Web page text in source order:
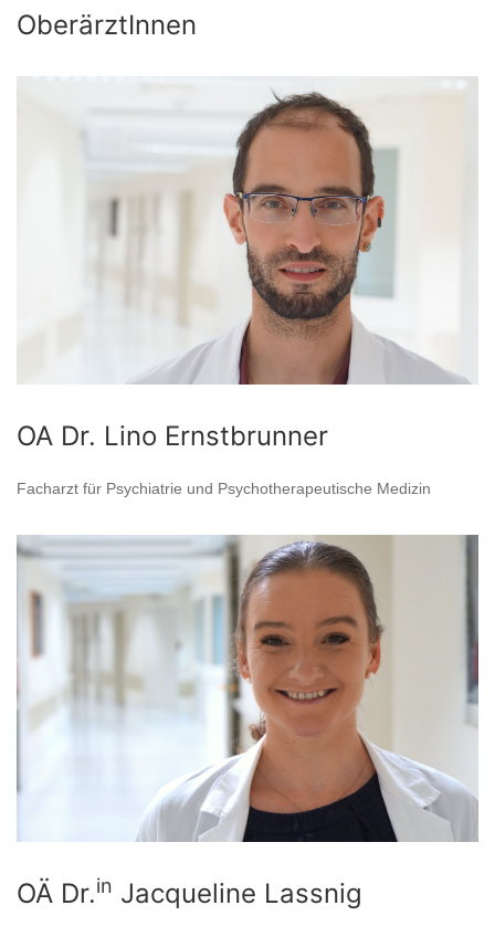
OberärztInnen
OA Dr. Lino Ernstbrunner
Facharzt für Psychiatrie und Psychotherapeutische Medizin
OÄ Dr.in Jacqueline Lassnig